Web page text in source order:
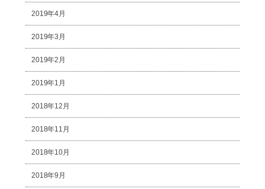
2019年4月
2019年3月
2019年2月
2019年1月
2018年12月
2018年11月
2018年10月
2018年9月